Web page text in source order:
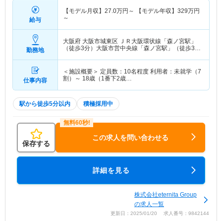
給与
【モデル月収】 27.0万円～ 【モデル年収】 329万円
～
勤務地
大阪府 大阪市城東区 ＪＲ大阪環状線「森ノ宮駅」
（徒歩3分）大阪市営中央線「森ノ宮駅」（徒歩3
仕事内容
＜施設概要＞ 定員数：10名程度 利用者：未就学（7
割）～ 18歳（1番下2歳…
駅から徒歩5分以内 積極採用中
保存する
この求人を問い合わせる
詳細を見る
株式会社eternita Group
の求人一覧
更新日：2025/01/20 求人番号：9842144